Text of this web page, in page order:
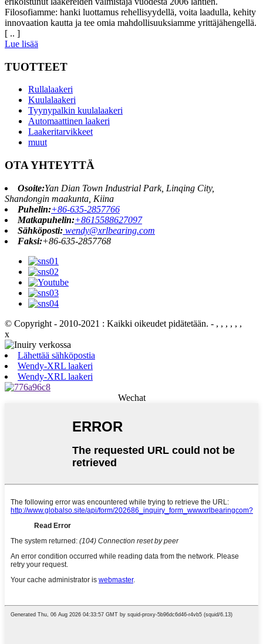
Filosofiamme: hanki luottamus rehellisyydellä, voita laadulla, kehity
innovaation kautta ja tee omia mahdollisuuksiamme yrittäjähengellä.
[ .. ]
Lue lisää
TUOTTEET
Rullalaakeri
Kuulalaakeri
Tyynypalkin kuulalaakeri
Automaattinen laakeri
Laakeritarvikkeet
muut
OTA YHTEYTTÄ
Osoite:Yan Dian Town Industrial Park, Linqing City,
Shandongin maakunta, Kiina
Puhelin:+86-635-2857766
Matkapuhelin:+8615588627097
Sähköposti: wendy@xrlbearing.com
Faksi:+86-635-2857768
© Copyright - 2010-2021 : Kaikki oikeudet pidätetään. - , , , , , ,
x
Lähettää sähköpostia
Wendy-XRL laakeri
Wendy-XRL laakeri
Wechat